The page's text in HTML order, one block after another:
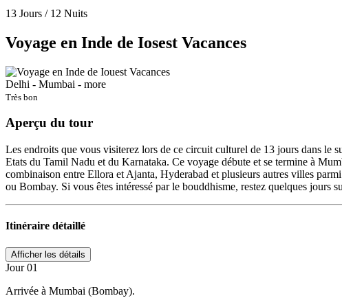
13 Jours / 12 Nuits
Voyage en Inde de Iosest Vacances
Delhi - Mumbai - more
Très bon
Aperçu du tour
Les endroits que vous visiterez lors de ce circuit culturel de 13 jours dans
Etats du Tamil Nadu et du Karnataka. Ce voyage débute et se termine à
combinaison entre Ellora et Ajanta, Hyderabad et plusieurs autres villes
ou Bombay. Si vous êtes intéressé par le bouddhisme, restez quelques jours
Itinéraire détaillé
Jour 01
Arrivée à Mumbai (Bombay).